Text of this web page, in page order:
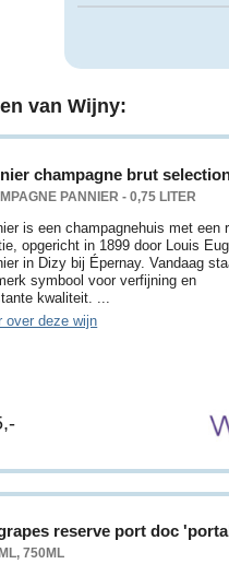
van Wijny:
champagne brut
PANNIER - 0,75 LITER
is een champagnehuis met een
opgericht in 1899 door Louis
in Dizy bij Épernay. Vandaag
symbool voor verfijning en
kwaliteit. ...
over deze wijn
reserve port doc
750ML